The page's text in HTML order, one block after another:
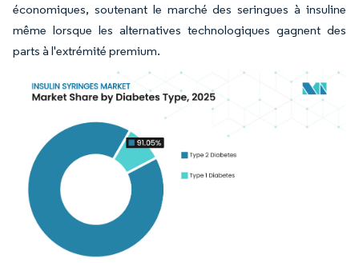
économiques, soutenant le marché des seringues à insuline
même lorsque les alternatives technologiques gagnent des
parts à l'extrémité premium.